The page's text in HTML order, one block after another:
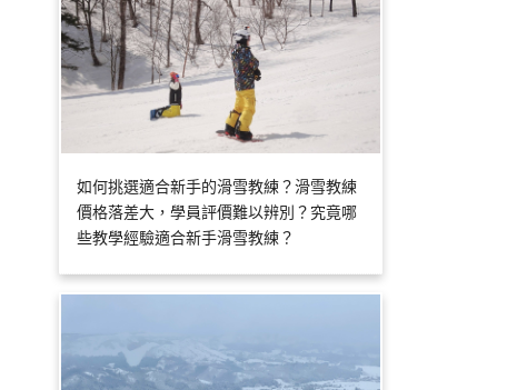
如何挑選適合新手的滑雪教練？滑雪教練
價格落差大，學員評價難以辨別？究竟哪
些教學經驗適合新手滑雪教練？